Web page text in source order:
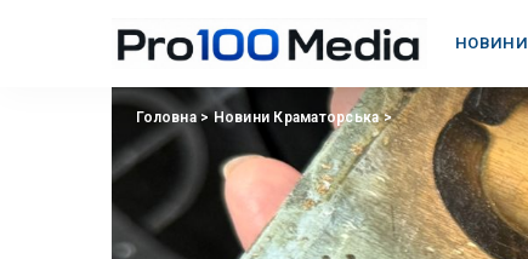
НОВИНИ
Головна>Новини Краматорська>